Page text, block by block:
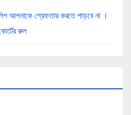
আপনাকে গ্রেফতার করতে পাড়বে না ।
রুল